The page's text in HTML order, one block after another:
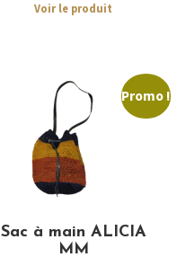
Voir le produit
Promo !
Sac à main ALICIA
MM